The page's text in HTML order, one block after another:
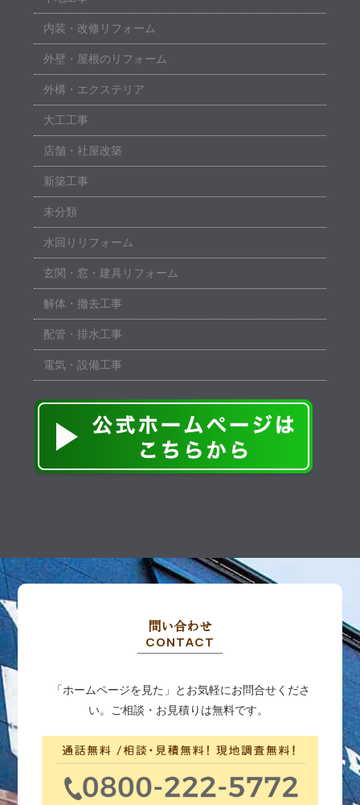
内装・改修リフォーム
外壁・屋根のリフォーム
外構・エクステリア
大工工事
店舗・社屋改築
新築工事
未分類
水回りリフォーム
玄関・窓・建具リフォーム
解体・撤去工事
配管・排水工事
電気・設備工事
問い合わせ
CONTACT
「ホームページを見た」とお気軽にお問合せくださ
い。ご相談・お見積りは無料です。